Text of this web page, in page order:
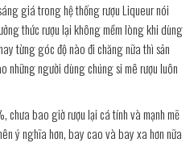
giá trong hệ thống rượu Liqueur nói
thức rượu lại không mềm lòng khi dùng
từng góc độ nào đi chăng nữa thì sản
những người dùng chúng si mê rượu luôn
chưa bao giờ rượu lại cá tính và mạnh mẽ
ý nghĩa hơn, bay cao và bay xa hơn nữa